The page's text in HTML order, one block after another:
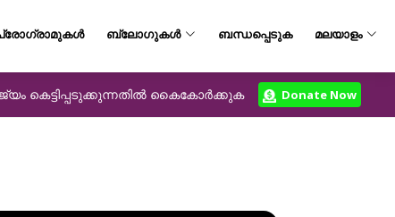
ബ്ലോഗുകൾ ബന്ധപ്പെടുക മലയാളം
കെട്ടിപ്പടുക്കുന്നതിൽ കൈകോർക്കുക Donate Now